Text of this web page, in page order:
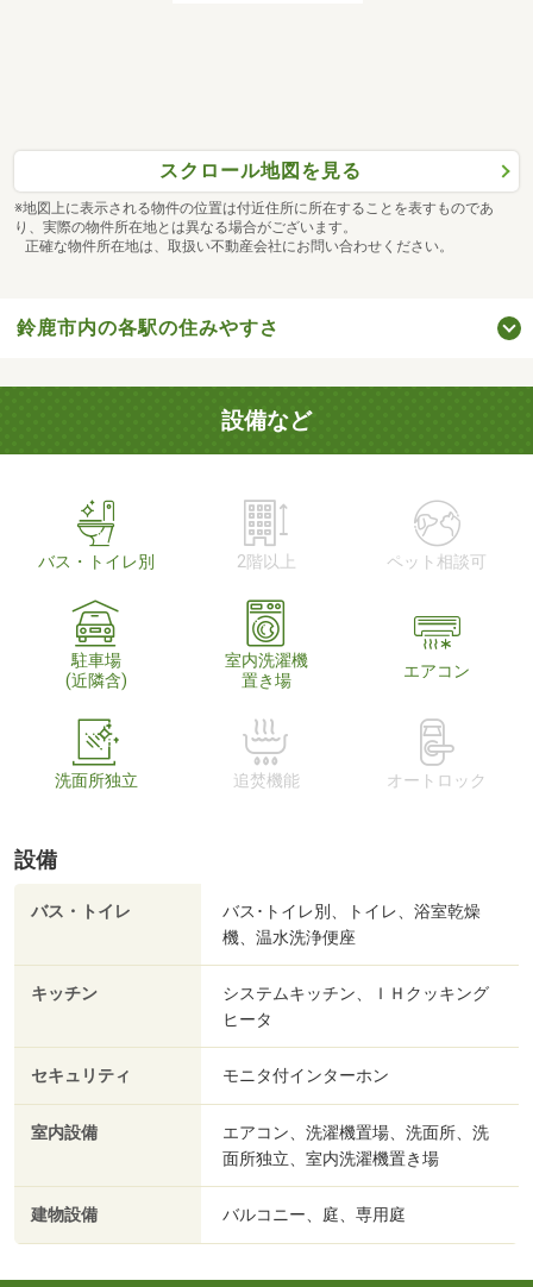
スクロール地図を見る
※地図上に表示される物件の位置は付近住所に所在することを表すものであ
り、実際の物件所在地とは異なる場合がございます。
正確な物件所在地は、取扱い不動産会社にお問い合わせください。
鈴鹿市内の各駅の住みやすさ
設備など
バス・トイレ別 2階以上 ペット相談可
駐車場
(近隣含)
室内洗濯機
置き場
エアコン
洗面所独立 追焚機能 オートロック
設備
バス・トイレ
バス･トイレ別、トイレ、浴室乾燥
機、温水洗浄便座
キッチン
システムキッチン、ＩＨクッキング
ヒータ
セキュリティ モニタ付インターホン
室内設備
エアコン、洗濯機置場、洗面所、洗
面所独立、室内洗濯機置き場
建物設備 バルコニー、庭、専用庭